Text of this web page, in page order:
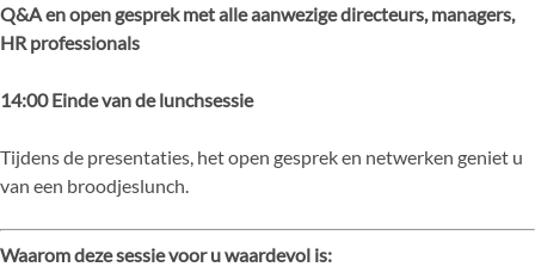
Q&A en open gesprek met alle aanwezige directeurs, managers,
HR professionals
14:00 Einde van de lunchsessie
Tijdens de presentaties, het open gesprek en netwerken geniet u
van een broodjeslunch.
Waarom deze sessie voor u waardevol is: